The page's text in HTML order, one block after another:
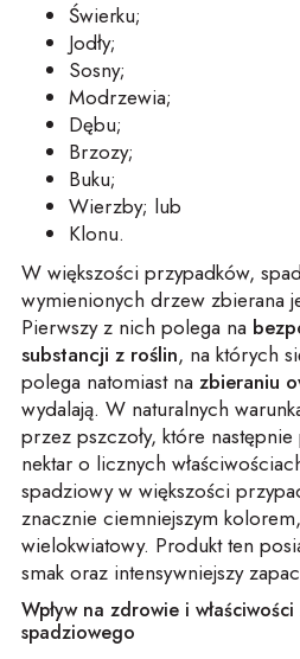
Świerku;
Jodły;
Sosny;
Modrzewia;
Dębu;
Brzozy;
Buku;
Wierzby; lub
Klonu.
W większości przypadków,
wymienionych drzew zbierana
Pierwszy z nich polega na
substancji z roślin, na których
polega natomiast na zbieraniu
wydalają. W naturalnych
przez pszczoły, które
nektar o licznych
spadziowy w większości
znacznie ciemniejszym
wielokwiatowy. Produkt ten
smak oraz intensywniejszy
Wpływ na zdrowie i
spadziowego